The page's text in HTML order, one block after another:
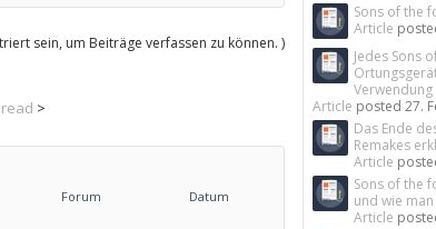
sein, um Beiträge verfassen zu können. )
>
Forum Datum
Sons of the
Article
Jedes Sons
Verwendung
Article posted27.
Das Ende
Remakes
Article
Sons of the
und wie
Article